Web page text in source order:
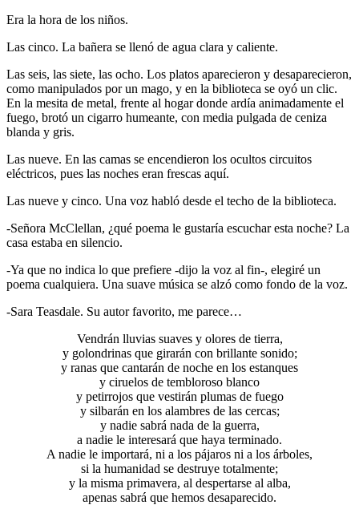
Era la hora de los niños.
Las cinco. La bañera se llenó de agua clara y caliente.
Las seis, las siete, las ocho. Los platos aparecieron y desaparecieron,
como manipulados por un mago, y en la biblioteca se oyó un clic.
En la mesita de metal, frente al hogar donde ardía animadamente el
fuego, brotó un cigarro humeante, con media pulgada de ceniza
blanda y gris.
Las nueve. En las camas se encendieron los ocultos circuitos
eléctricos, pues las noches eran frescas aquí.
Las nueve y cinco. Una voz habló desde el techo de la biblioteca.
-Señora McClellan, ¿qué poema le gustaría escuchar esta noche? La
casa estaba en silencio.
-Ya que no indica lo que prefiere -dijo la voz al fin-, elegiré un
poema cualquiera. Una suave música se alzó como fondo de la voz.
-Sara Teasdale. Su autor favorito, me parece…
Vendrán lluvias suaves y olores de tierra,
y golondrinas que girarán con brillante sonido;
y ranas que cantarán de noche en los estanques
y ciruelos de tembloroso blanco
y petirrojos que vestirán plumas de fuego
y silbarán en los alambres de las cercas;
y nadie sabrá nada de la guerra,
a nadie le interesará que haya terminado.
A nadie le importará, ni a los pájaros ni a los árboles,
si la humanidad se destruye totalmente;
y la misma primavera, al despertarse al alba,
apenas sabrá que hemos desaparecido.